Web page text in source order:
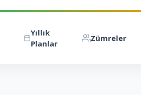
Yıllık
Planlar
Zümreler